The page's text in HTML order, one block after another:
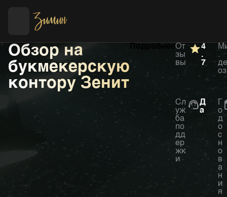
Футбол Хоккей
Обзор на
букмекерскую
контору Зенит
Подробнее От
зы
вы
4
.
7
.
Сл
уж
ба
по
дд
ер
жк
и
Д
а
Г
о
д
о
с
н
о
в
а
н
и
я